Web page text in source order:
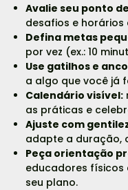
Avalie seu ponto
desafios e horários
Defina metas
por vez (ex.: 10
Use gatilhos e
a algo que você já
Calendário visível:
as práticas e
Ajuste com
adapte a duração,
Peça orientação
educadores físicos
seu plano.